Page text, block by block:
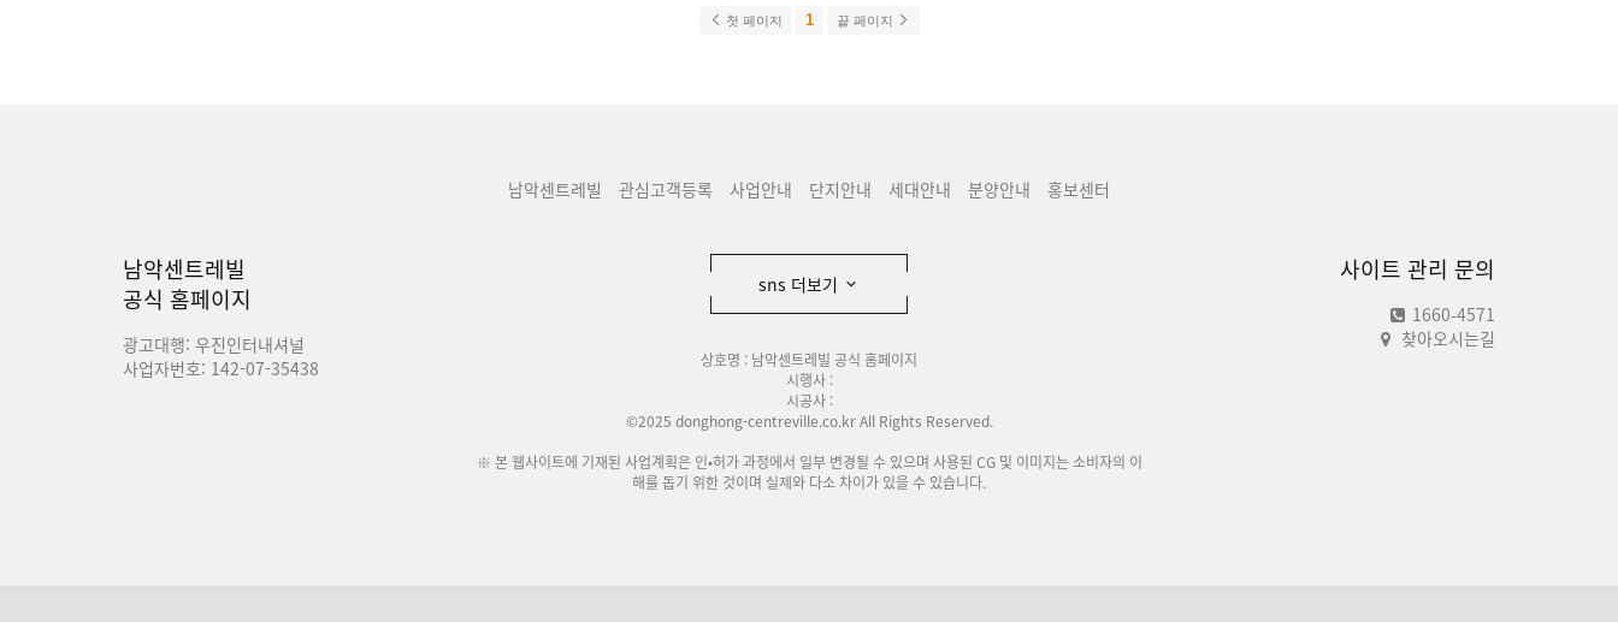
첫 페이지 1 끝 페이지
남악센트레빌 관심고객등록 사업안내 단지안내 세대안내 분양안내 홍보센터
남악센트레빌
공식 홈페이지
광고대행: 우진인터내셔널
사업자번호: 142-07-35438
사이트 관리 문의
1660-4571
찾아오시는길
sns 더보기
상호명 : 남악센트레빌 공식 홈페이지
시행사 :
시공사 :
©2025 donghong-centreville.co.kr All Rights Reserved.
※ 본 웹사이트에 기재된 사업계획은 인•허가 과정에서 일부 변경될 수 있으며 사용된 CG 및 이미지는 소비자의 이
해를 돕기 위한 것이며 실제와 다소 차이가 있을 수 있습니다.